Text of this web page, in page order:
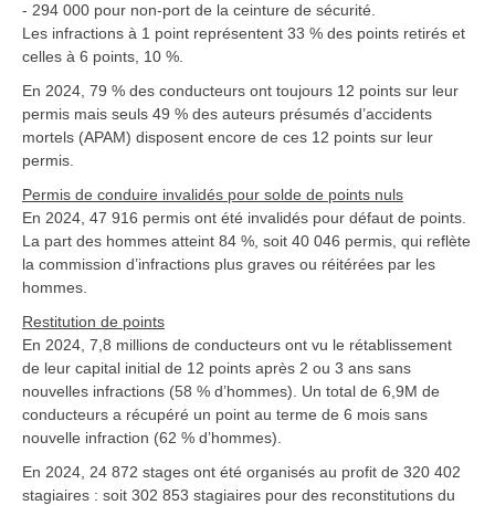
- 294 000 pour non-port de la ceinture de sécurité.
Les infractions à 1 point représentent 33 % des points retirés et
celles à 6 points, 10 %.
En 2024, 79 % des conducteurs ont toujours 12 points sur leur
permis mais seuls 49 % des auteurs présumés d’accidents
mortels (APAM) disposent encore de ces 12 points sur leur
permis.
Permis de conduire invalidés pour solde de points nuls
En 2024, 47 916 permis ont été invalidés pour défaut de points.
La part des hommes atteint 84 %, soit 40 046 permis, qui reflète
la commission d’infractions plus graves ou réitérées par les
hommes.
Restitution de points
En 2024, 7,8 millions de conducteurs ont vu le rétablissement
de leur capital initial de 12 points après 2 ou 3 ans sans
nouvelles infractions (58 % d’hommes). Un total de 6,9M de
conducteurs a récupéré un point au terme de 6 mois sans
nouvelle infraction (62 % d’hommes).
En 2024, 24 872 stages ont été organisés au profit de 320 402
stagiaires : soit 302 853 stagiaires pour des reconstitutions du